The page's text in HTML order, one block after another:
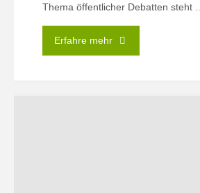
Thema öffentlicher Debatten steht …
Erfahre mehr"Eine